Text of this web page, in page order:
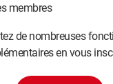
membres
de nombreuses
en vous